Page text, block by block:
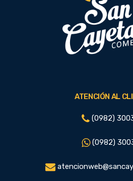
ATENCIÓN AL
(0982)
(0982)